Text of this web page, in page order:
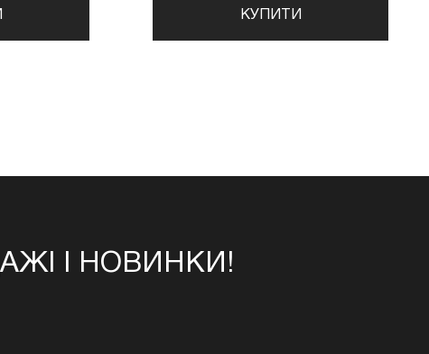
КУПИТИ
І НОВИНКИ!